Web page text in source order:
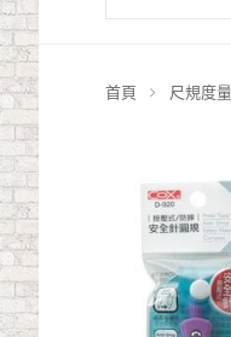
首頁 尺規度